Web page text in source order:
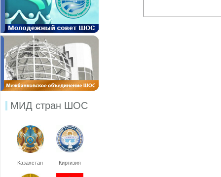
МИД стран ШОС
Казахстан Киргизия